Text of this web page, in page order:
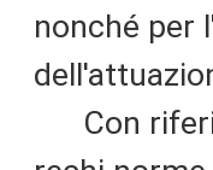
nonché per
Con